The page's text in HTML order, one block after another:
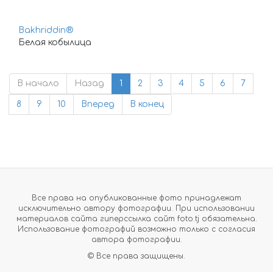
Bakhriddin®
Белая кобылица
В начало Назад 1 2 3 4 5 6 7
8 9 10 Вперед В конец
Все права на опубликованные фото принадлежат
исключительно автору фотографии. При использовании
материалов сайта гиперссылка сайт foto.tj обязательна.
Использование фотографий возможно только с согласия
автора фотографии.
© Все права защищены.